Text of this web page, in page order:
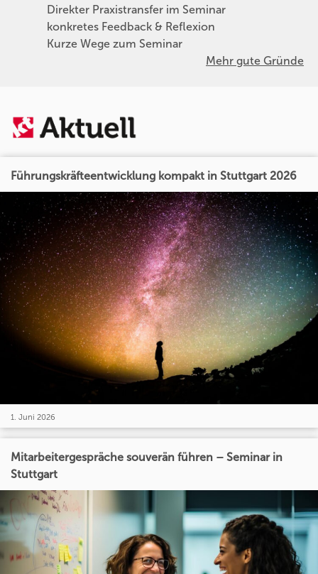
Direkter Praxistransfer im Seminar
konkretes Feedback & Reflexion
Kurze Wege zum Seminar
Mehr gute Gründe
Führungskräfteentwicklung kompakt in Stuttgart 2026
1. Juni 2026
Mitarbeitergespräche souverän führen – Seminar in
Stuttgart